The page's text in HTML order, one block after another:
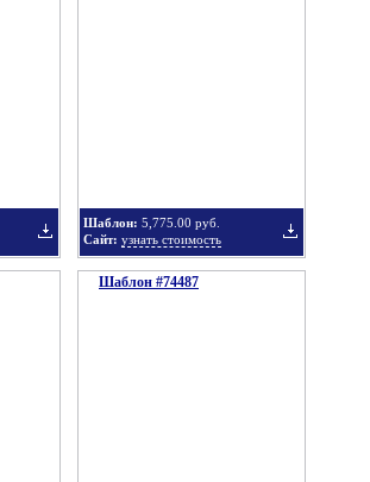
Шаблон: 5,775.00 руб.
Сайт: узнать стоимость
Шаблон #74487